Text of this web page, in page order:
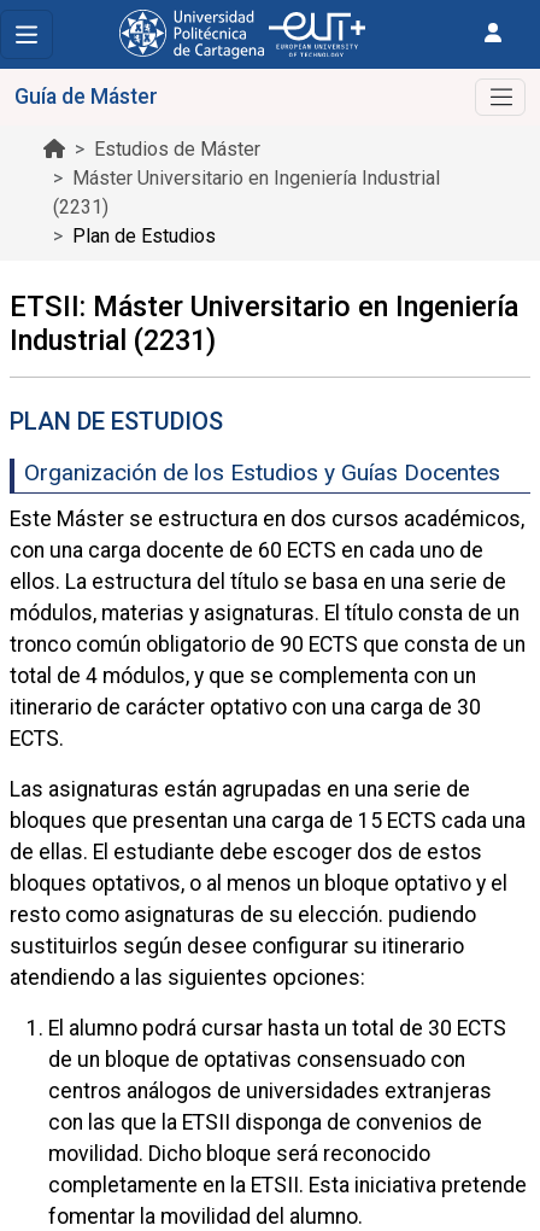
Estudios de Máster
Máster Universitario en Ingeniería Industrial
(2231)
Plan de Estudios
Guía de Máster
ETSII: Máster Universitario en Ingeniería
Industrial (2231)
PLAN DE ESTUDIOS
Organización de los Estudios y Guías Docentes
Este Máster se estructura en dos cursos académicos,
con una carga docente de 60 ECTS en cada uno de
ellos. La estructura del título se basa en una serie de
módulos, materias y asignaturas. El título consta de un
tronco común obligatorio de 90 ECTS que consta de un
total de 4 módulos, y que se complementa con un
itinerario de carácter optativo con una carga de 30
ECTS.
Las asignaturas están agrupadas en una serie de
bloques que presentan una carga de 15 ECTS cada una
de ellas. El estudiante debe escoger dos de estos
bloques optativos, o al menos un bloque optativo y el
resto como asignaturas de su elección. pudiendo
sustituirlos según desee configurar su itinerario
atendiendo a las siguientes opciones:
El alumno podrá cursar hasta un total de 30 ECTS
de un bloque de optativas consensuado con
centros análogos de universidades extranjeras
con las que la ETSII disponga de convenios de
movilidad. Dicho bloque será reconocido
completamente en la ETSII. Esta iniciativa pretende
fomentar la movilidad del alumno.